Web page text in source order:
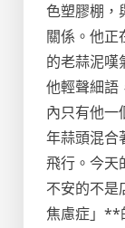
色塑膠棚，
關係。他正
的老蒜泥嘆
他輕聲細語
內只有他一
年蒜頭混合
飛行。今天
不安的不
焦慮症」**